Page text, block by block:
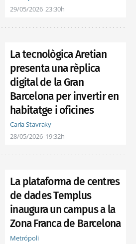
29/05/2026 23:30h
La tecnològica Aretian
presenta una rèplica
digital de la Gran
Barcelona per invertir en
habitatge i oficines
Carla Stavraky
28/05/2026 19:32h
La plataforma de centres
de dades Templus
inaugura un campus a la
Zona Franca de Barcelona
Metrópoli